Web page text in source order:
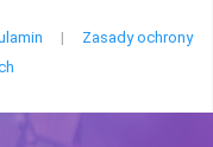
|
Zasady ochrony